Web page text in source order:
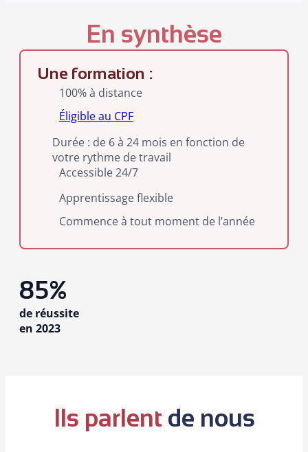
En synthèse
Une formation :
100% à distance
Éligible au CPF
Durée : de 6 à 24 mois en fonction de
votre rythme de travail
Accessible 24/7
Apprentissage flexible
Commence à tout moment de l’année
85%
de réussite
en 2023
Ils parlent de nous